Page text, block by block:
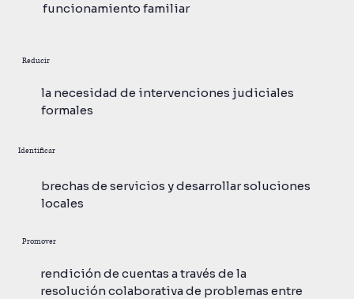
funcionamiento familiar
Reducir
la necesidad de intervenciones judiciales
formales
Identificar
brechas de servicios y desarrollar soluciones
locales
Promover
rendición de cuentas a través de la
resolución colaborativa de problemas entre